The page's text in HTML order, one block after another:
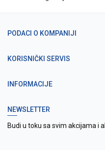
PODACI O KOMPANIJI
KORISNIČKI SERVIS
INFORMACIJE
NEWSLETTER
Budi u toku sa svim akcijama i